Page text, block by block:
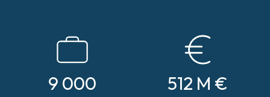
9 000 512 M €